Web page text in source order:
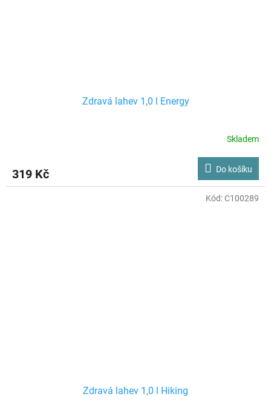
Zdravá lahev 1,0 l Energy
Skladem
319 Kč Do košíku
Zdravá lahev 1,0 l Hiking
Kód:C100289